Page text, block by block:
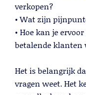
verkopen?
• Wat zijn
• Hoe kan je
betalende klanten
Het is belangrijk
vragen weet. Het